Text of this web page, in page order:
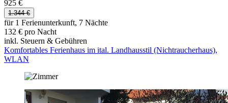
925 €
1.344 €
für 1 Ferienunterkunft, 7 Nächte
132 € pro Nacht
inkl. Steuern & Gebühren
Komfortables Ferienhaus im ital. Landhausstil (Nichtraucherhaus),
WLAN